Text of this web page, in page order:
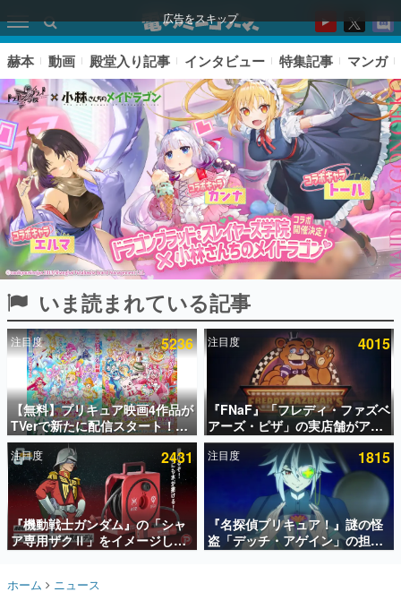
広告をスキップ
ピックアップ
電ファミのいま読まれている記事ランキング
アプリセール情報
インタビュー
連載・特集一覧
殿堂入り記事
SNS拡散数が数千以上！ ページビュー数万以上！ などな
ど。多くの人々に読まれた、電ファミ渾身の“殿堂入り”記
事をまとめました。
名作ゲームクリエイターの方々に製作時のエピソードをお
赫本 動画 殿堂入り記事 インタビュー 特集記事 マンガ
いま読まれている記事
注目度 5236
【無料】プリキュア映画4作品が
TVerで新たに配信スタート！な
んと2018年～2024年の映画ほぼ
すべてが見放題に、ぶっちゃけ
ありえないラインナップ
注目度 4015
『FNaF』「フレディ・ファズベ
アーズ・ピザ」の実店舗がアメ
リカの商業施設「American
Dream」に2027年オープン！
ScottGamesとの共同開発、食
事だけでなくステージショーや
没入型のホラー体験も楽しめる
注目度 2431
『機動戦士ガンダム』の「シャ
ア専用ザクⅡ」をイメージした
散水ホースリールが予約開始。
ークやジオン公国軍のエンブレ
注目度 1815
『名探偵プリキュア！』謎の怪
盗「デッチ・アゲイン」の担当
キャストは天﨑滉平さんと判
ホーム ニュース